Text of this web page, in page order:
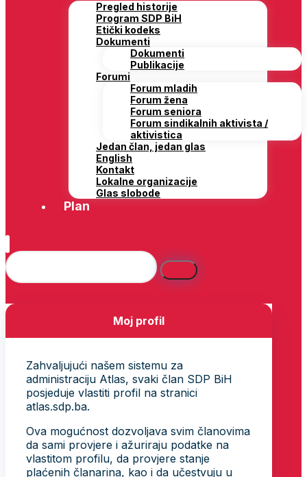
Pregled historije
Program SDP BiH
Etički kodeks
Dokumenti
Dokumenti
Publikacije
Forumi
Forum mladih
Forum žena
Forum seniora
Forum sindikalnih aktivista /
aktivistica
Jedan član, jedan glas
English
Kontakt
Lokalne organizacije
Glas slobode
Plan
Moj profil
Zahvaljujući našem sistemu za
administraciju Atlas, svaki član SDP BiH
posjeduje vlastiti profil na stranici
atlas.sdp.ba.
Ova mogućnost dozvoljava svim članovima
da sami provjere i ažuriraju podatke na
vlastitom profilu, da provjere stanje
plaćenih članarina, kao i da učestvuju u